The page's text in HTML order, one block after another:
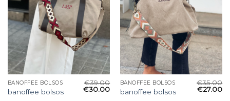
BANOFFEE BOLSOS
banoffee bolsos
€39.00
€30.00
BANOFFEE BOLSOS
banoffee bolsos
€35.00
€27.00